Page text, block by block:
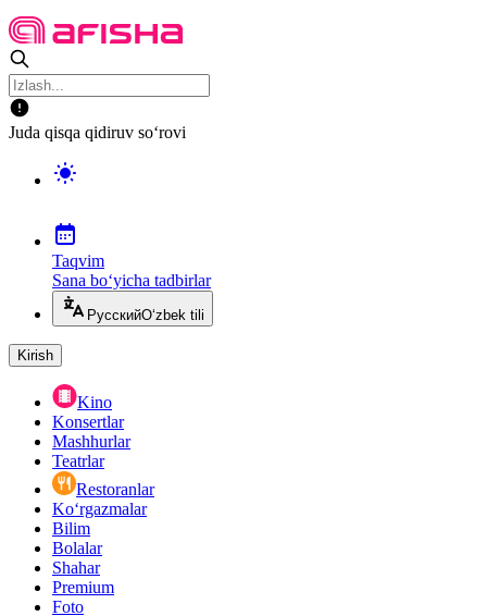
Juda qisqa qidiruv so‘rovi
Taqvim
Sana bo‘yicha tadbirlar
РусскийO‘zbek tili
Kirish
Kino
Konsertlar
Mashhurlar
Teatrlar
Restoranlar
Ko‘rgazmalar
Bilim
Bolalar
Shahar
Premium
Foto